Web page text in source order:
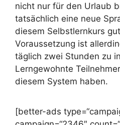
nicht nur für den Urlaub
tatsächlich eine neue
diesem Selbstlernkurs
Voraussetzung ist
täglich zwei Stunden zu
Lerngewohnte
diesem System haben.
[better-ads